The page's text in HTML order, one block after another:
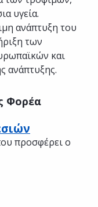
υγεία.
ανάπτυξη του
των
και
ανάπτυξης.
Φορέα
προσφέρει ο